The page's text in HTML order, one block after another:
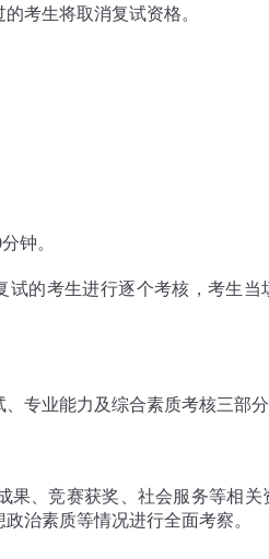
考生将取消复试资格。
钟。
的考生进行逐个考核，考生当
专业能力及综合素质考核三部分
果、竞赛获奖、社会服务等相关
治素质等情况进行全面考察。